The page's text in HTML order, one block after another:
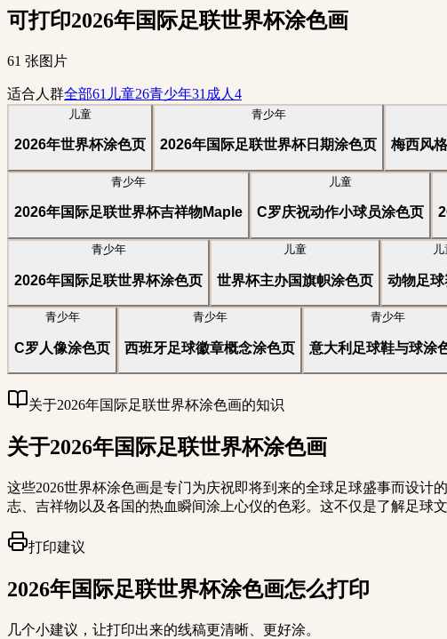
可打印2026年国际足联世界杯涂色画
61 张图片
适合人群全部61 儿童26青少年31 成人 4
儿童
2026年世界杯涂色页
青少年
2026年国际足联世界杯日期涂色页 梅西风
青少年
2026年国际足联世界杯吉祥物Maple
儿童
C罗庆祝动作小球员涂色页
青少年
2026年国际足联世界杯涂色页
儿童
世界杯主办国旗帜涂色页 动物足
青少年
C罗人像涂色页
青少年
西班牙足球徽章概念涂色页
青少年
意大利足球鞋与球涂
关于2026年国际足联世界杯涂色画的知识
关于2026年国际足联世界杯涂色画
这些2026世界杯涂色画是专门为庆祝即将到来的全球足球盛事而设
志、吉祥物以及各国的热血瞬间涂上心仪的色彩。这不仅是了解足球
打印建议
2026年国际足联世界杯涂色画怎么打印
几个小建议，让打印出来的线稿更清晰、更好涂。